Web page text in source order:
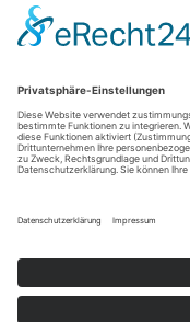
Instagram has
authorize